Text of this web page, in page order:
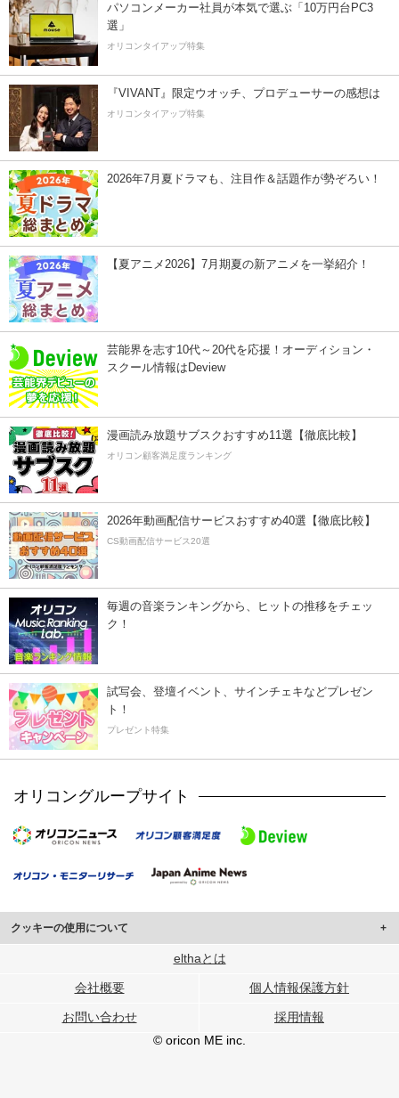
パソコンメーカー社員が本気で選ぶ「10万円台PC3
選」
オリコンタイアップ特集
『VIVANT』限定ウオッチ、プロデューサーの感想は
オリコンタイアップ特集
2026年7月夏ドラマも、注目作＆話題作が勢ぞろい！
【夏アニメ2026】7月期夏の新アニメを一挙紹介！
芸能界を志す10代～20代を応援！オーディション・
スクール情報はDeview
漫画読み放題サブスクおすすめ11選【徹底比較】
オリコン顧客満足度ランキング
2026年動画配信サービスおすすめ40選【徹底比較】
CS動画配信サービス20選
毎週の音楽ランキングから、ヒットの推移をチェッ
ク！
試写会、登壇イベント、サインチェキなどプレゼン
ト！
プレゼント特集
オリコングループサイト
クッキーの使用について
このサイトでは Cookie を使用して、ユーザーに合わせたコンテンツや広告の
行っています。
メディアや広告配信、データ解析の各パートナーに提供しています。
各パートナーは、この情報とユーザーが各パートナーに提供した他の情報や、
ユーザーが各パートナーのサービスを使用したときに収集した他の情報を組み
elthaとは
会社概要 個人情報保護方針
お問い合わせ
採用情報
© oricon ME inc.